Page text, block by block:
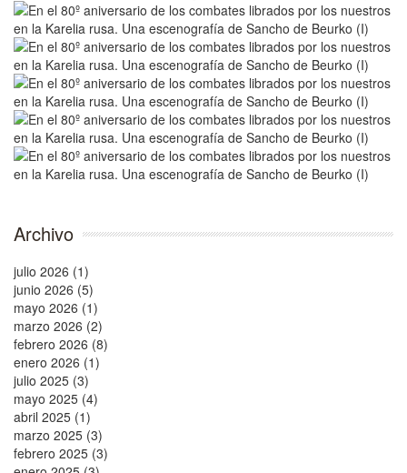
Archivo
julio 2026 (1)
junio 2026 (5)
mayo 2026 (1)
marzo 2026 (2)
febrero 2026 (8)
enero 2026 (1)
julio 2025 (3)
mayo 2025 (4)
abril 2025 (1)
marzo 2025 (3)
febrero 2025 (3)